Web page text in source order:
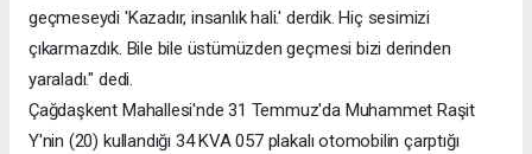
geçmeseydi 'Kazadır, insanlık hali.' derdik. Hiç sesimizi
çıkarmazdık. Bile bile üstümüzden geçmesi bizi derinden
yaraladı." dedi.
Çağdaşkent Mahallesi'nde 31 Temmuz'da Muhammet Raşit
Y'nin (20) kullandığı 34 KVA 057 plakalı otomobilin çarptığı